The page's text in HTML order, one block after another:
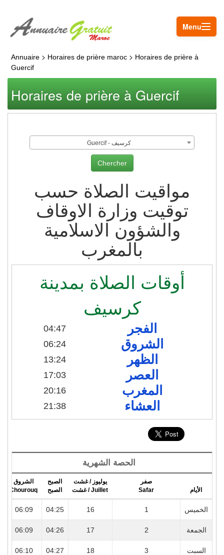
Menu
Annuaire > Horaires de prière maroc > Horaires de prière à
Guercif
Horaires de prière à Guercif
Guercif - كرسيف
مواقيت الصلاة حسب
توقيت وزارة الاوقاف
والشؤون الاسلامية
بالمغرب
أوقات الصلاة بمدينة
كرسيف
04:47 الفجر
06:24 الشروق
13:24 الظهر
17:03 العصر
20:16 المغرب
21:38 العشاء
الحصة الشهرية
الأيام
صفر
Safar
يوليوز / غشت
Juillet / غشت
الصبح
الصبح
الشروق
Chourouq
الخميس 1
16
04:25
06:09
الجمعة 2
17
04:26
06:09
السبت 3
18
04:27
06:10